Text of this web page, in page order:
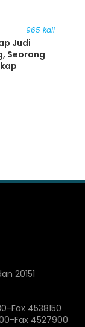
965 kali
Judi
Seorang
20151
Fax 4538150
Fax 4527900